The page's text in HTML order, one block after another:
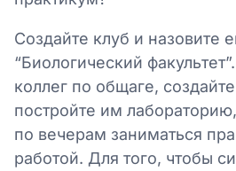
Создайте клуб и назовите
“Биологический
коллег по общаге,
постройте им
по вечерам заниматься
работой. Для того, чтобы